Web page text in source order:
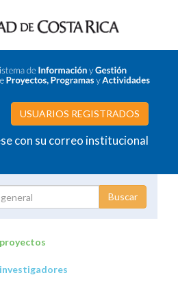
USUARIOS REGISTRADOS
con su correo institucional